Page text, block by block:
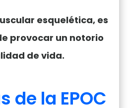
esquelética, es
provocar un notorio
de vida.
de la EPOC